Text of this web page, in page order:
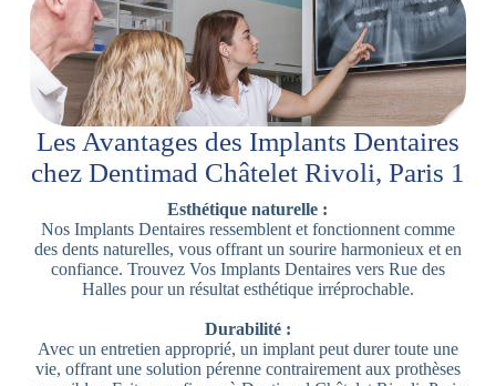
Les Avantages des Implants Dentaires
chez Dentimad Châtelet Rivoli, Paris 1
Esthétique naturelle :
Nos Implants Dentaires ressemblent et fonctionnent comme
des dents naturelles, vous offrant un sourire harmonieux et en
confiance. Trouvez Vos Implants Dentaires vers Rue des
Halles pour un résultat esthétique irréprochable.
Durabilité :
Avec un entretien approprié, un implant peut durer toute une
vie, offrant une solution pérenne contrairement aux prothèses